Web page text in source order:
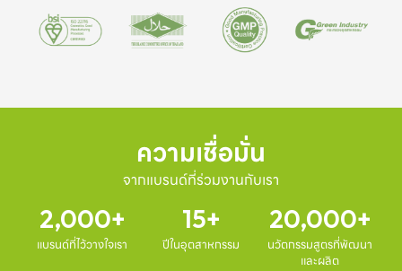
ความเชื่อมั่น
จากแบรนด์ที่ร่วมงานกับเรา
2,000
แบรนด์ที่ไว้วางใจเรา
15
ปีในอุตสาหกรรม
20,000
นวัตกรรมสูตรที่พัฒนา
และผลิต